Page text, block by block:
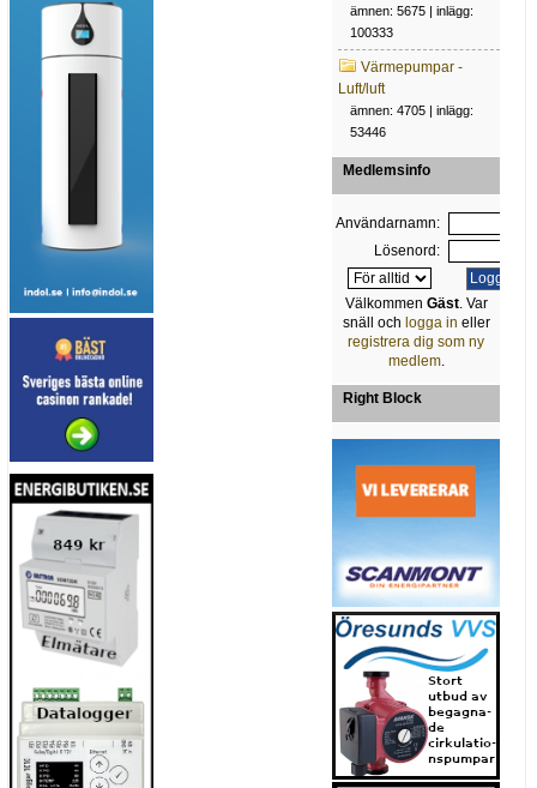
ämnen: 5675 | inlägg:
100333
Värmepumpar -
Luft/luft
ämnen: 4705 | inlägg:
53446
Medlemsinfo
Användarnamn:
Lösenord:
Välkommen Gäst. Var
snäll och logga in eller
registrera dig som ny
medlem.
Right Block